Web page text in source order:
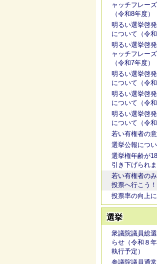
ャッチフレー
（令和8年度）
明るい選挙啓
について（令和
明るい選挙啓
ャッチフレー
（令和7年度）
明るい選挙啓
について（令和
明るい選挙啓
について（令和
明るい選挙啓
について（令和
若い有権者の
選挙公報につ
選挙権年齢が
引き下げられ
若い有権者の
投票へ行こう！
投票率の向上
選挙
衆議院議員総
らせ（令和８
執行予定）
参議院議員通